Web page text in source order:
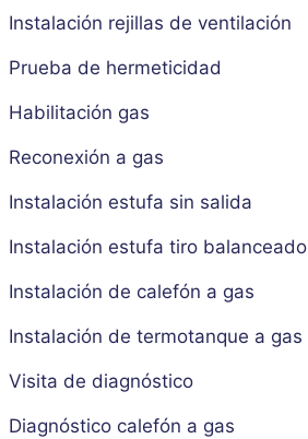
Instalación rejillas de ventilación
Prueba de hermeticidad
Habilitación gas
Reconexión a gas
Instalación estufa sin salida
Instalación estufa tiro balanceado
Instalación de calefón a gas
Instalación de termotanque a gas
Visita de diagnóstico
Diagnóstico calefón a gas